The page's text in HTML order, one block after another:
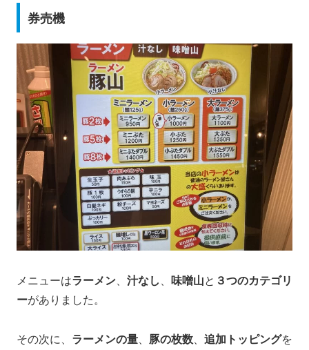
券売機
メニューはラーメン、 汁なし、 味噌山と ３つのカテゴリ
ーがありました。
その次に、 ラーメンの量、 豚の枚数、 追加トッピングを